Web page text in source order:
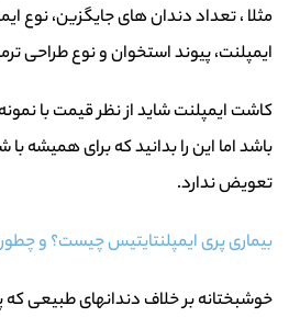
مثلا ، تعداد دندان های جایگزین، نوع
ایمپلنت، پیوند استخوان و نوع طراحی
کاشت ایمپلنت شاید از نظر قیمت با
باشد اما این را بدانید که برای همیشه با
تعویض ندارد.
بیماری پری ایمپلنتایتیس چیست؟ و
خوشبختانه بر خلاف دندانهای طبیعی که